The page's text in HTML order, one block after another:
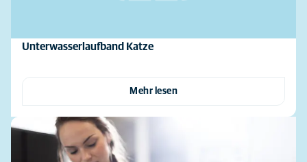
Unterwasserlaufband Katze
Mehr lesen